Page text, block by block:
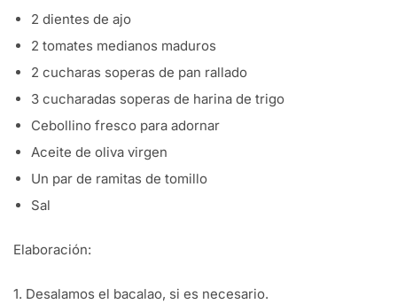
2 dientes de ajo
2 tomates medianos maduros
2 cucharas soperas de pan rallado
3 cucharadas soperas de harina de trigo
Cebollino fresco para adornar
Aceite de oliva virgen
Un par de ramitas de tomillo
Sal
Elaboración:
1. Desalamos el bacalao, si es necesario.